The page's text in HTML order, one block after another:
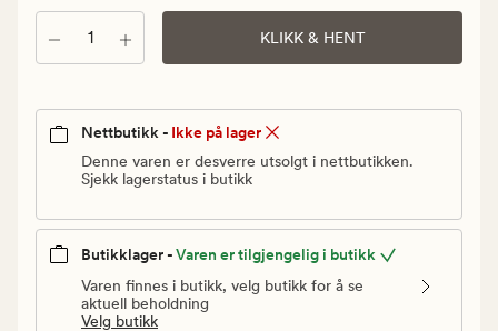
Antall KLIKK & HENT
Nettbutikk - Ikke på lager
Denne varen er desverre utsolgt i nettbutikken.
Sjekk lagerstatus i butikk
Butikklager -Varen er tilgjengelig i butikk
Varen finnes i butikk, velg butikk for å se
aktuell beholdning
Velg butikk